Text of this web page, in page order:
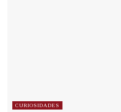
CURIOSIDADES